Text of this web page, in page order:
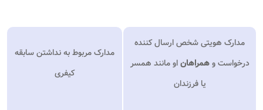
مدارک هویتی شخص ارسال کننده
درخواست وهمراهاناو مانند همسر
یا فرزندان
مدارک مربوط به نداشتن سابقه
کیفری